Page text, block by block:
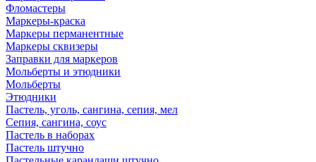
Фломастеры
Маркеры-краска
Маркеры перманентные
Маркеры сквизеры
Заправки для маркеров
Мольберты и этюдники
Мольберты
Этюдники
Пастель, уголь, сангина, сепия, мел
Сепия, сангина, соус
Пастель в наборах
Пастель штучно